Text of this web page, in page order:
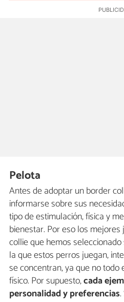
Pelota
Antes de adoptar un border
informarse sobre sus
tipo de estimulación, física y
bienestar. Por eso los
collie que hemos
la que estos perros juegan,
se concentran, ya que no
físico. Por supuesto,cada
personalidad y preferencias.